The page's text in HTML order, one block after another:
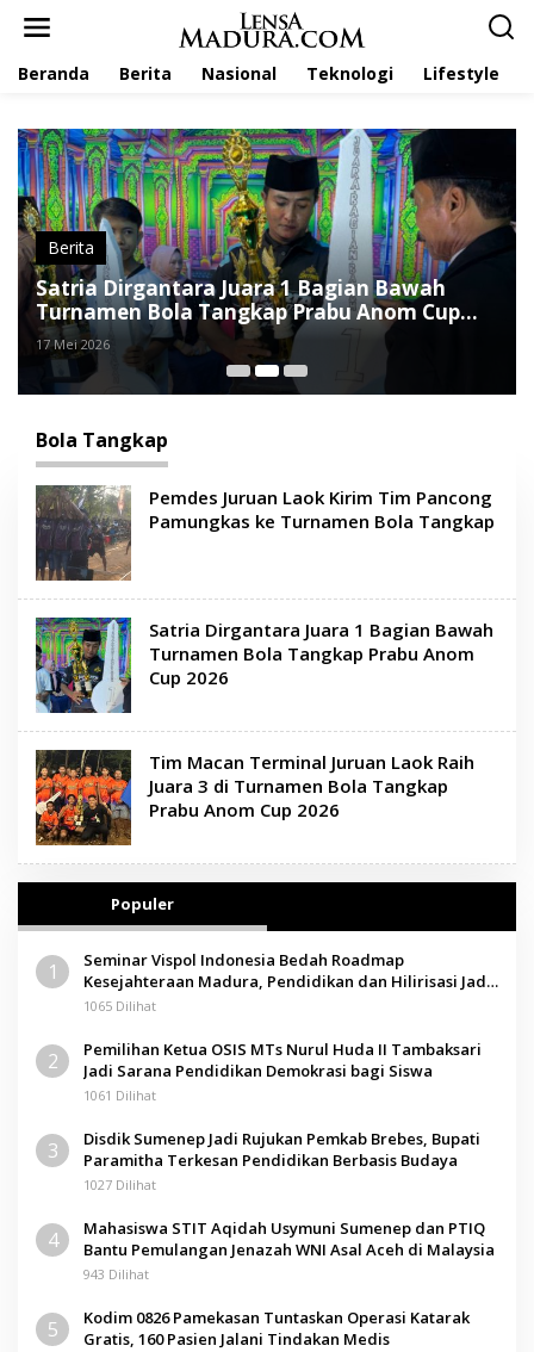
Beranda Berita Nasional Teknologi Lifestyle
Berita
Satria Dirgantara Juara 1 Bagian Bawah
Turnamen Bola Tangkap Prabu Anom Cup
2026
17 Mei 2026
Bola Tangkap
Pemdes Juruan Laok Kirim Tim Pancong
Pamungkas ke Turnamen Bola Tangkap
Satria Dirgantara Juara 1 Bagian Bawah
Turnamen Bola Tangkap Prabu Anom
Cup 2026
Tim Macan Terminal Juruan Laok Raih
Juara 3 di Turnamen Bola Tangkap
Prabu Anom Cup 2026
Populer
1
Seminar Vispol Indonesia Bedah Roadmap
Kesejahteraan Madura, Pendidikan dan Hilirisasi Jadi
Kunci
1065 Dilihat
2
Pemilihan Ketua OSIS MTs Nurul Huda II Tambaksari
Jadi Sarana Pendidikan Demokrasi bagi Siswa
1061 Dilihat
3
Disdik Sumenep Jadi Rujukan Pemkab Brebes, Bupati
Paramitha Terkesan Pendidikan Berbasis Budaya
1027 Dilihat
4
Mahasiswa STIT Aqidah Usymuni Sumenep dan PTIQ
Bantu Pemulangan Jenazah WNI Asal Aceh di Malaysia
943 Dilihat
5
Kodim 0826 Pamekasan Tuntaskan Operasi Katarak
Gratis, 160 Pasien Jalani Tindakan Medis